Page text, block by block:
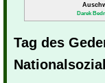
Darek
Tag des